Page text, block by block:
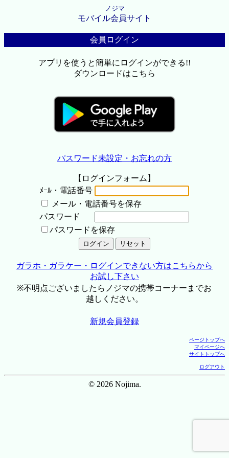
ノジマ
モバイル会員サイト
会員ログイン
アプリを使うと簡単にログインができる!!
ダウンロードはこちら
パスワード未設定・お忘れの方
【ログインフォーム】
ﾒｰﾙ・電話番号
メール・電話番号を保存
パスワード
パスワードを保存
ガラホ・ガラケー・ログインできない方はこちらから
お試し下さい
※不明点ございましたらノジマの携帯コーナーまでお
越しください。
新規会員登録
ページトップへ
マイページへ
サイトトップへ
ログアウト
© 2026 Nojima.